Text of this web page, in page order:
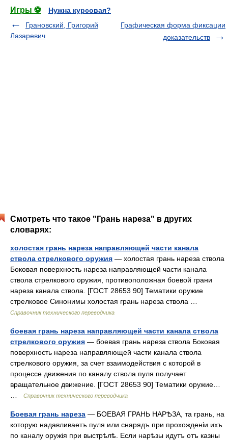
Игры ⚽
Нужна курсовая?
Грановский, Григорий
Лазаревич
Графическая форма фиксации
доказательств
Смотреть что такое "Грань нареза" в других
словарях:
холостая грань нареза направляющей части канала
ствола стрелкового оружия — холостая грань нареза ствола
Боковая поверхность нареза направляющей части канала
ствола стрелкового оружия, противоположная боевой грани
нареза канала ствола. [ГОСТ 28653 90] Тематики оружие
стрелковое Синонимы холостая грань нареза ствола …
Справочник технического переводчика
боевая грань нареза направляющей части канала ствола
стрелкового оружия — боевая грань нареза ствола Боковая
поверхность нареза направляющей части канала ствола
стрелкового оружия, за счет взаимодействия с которой в
процессе движения по каналу ствола пуля получает
вращательное движение. [ГОСТ 28653 90] Тематики оружие…
Справочник технического переводчика
Боевая грань нареза — БОЕВАЯ ГРАНЬ НАРѢЗА, та грань, на
которую надавливаетъ пуля или снарядъ при прохожденіи ихъ
по каналу оружія при выстрѣлѣ. Если нарѣзы идутъ отъ казны